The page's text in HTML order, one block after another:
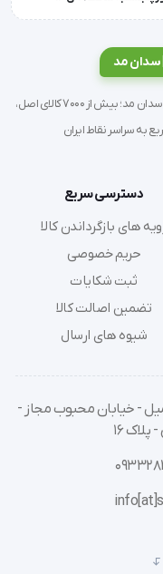
به
| سدان مد
خرید تجهیزات پزشکی عمده و جزئی با بهترین قیمت از سدان مد؛ بیش از 7000 کالای اصل،
به سراسر نقاط ایران
دسترسی سریع
های بازگرداندن کالا
حریم خصوصی
ثبت شکایات
تضمین اصالت کالا
شیوه های ارسال
- خیابان محبوب مجاز -
16